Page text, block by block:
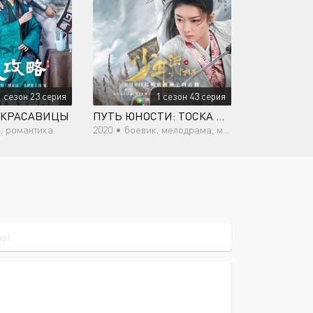
сезон 23 серия
романтика
1 сезон 43 серия
ПУТЬ ЮНОСТИ: ТОСКА ЛЮБВИ
2020 • боевик, мелодрама, мистика, романтика, восточные единоборства, политика